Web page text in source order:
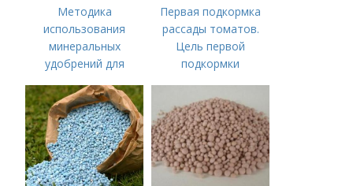
Методика
использования
минеральных
удобрений для
Минеральное
питание
Первая подкормка
рассады томатов.
Цель первой
подкормки